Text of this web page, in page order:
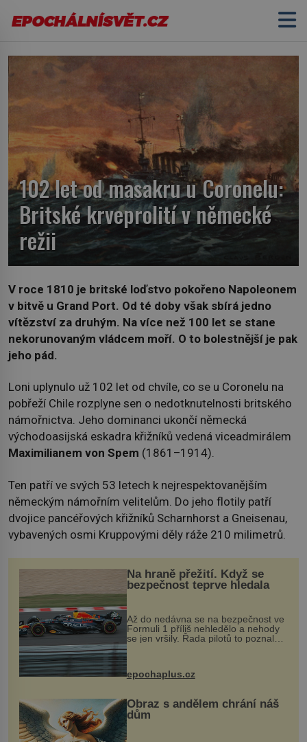
102 let od masakru u Coronelu:
Britské krveprolití v německé
režii
V roce 1810 je britské loďstvo pokořeno Napoleonem
v bitvě u Grand Port. Od té doby však sbírá jedno
vítězství za druhým. Na více než 100 let se stane
nekorunovaným vládcem moří. O to bolestnější je pak
jeho pád.
Loni uplynulo už 102 let od chvíle, co se u Coronelu na
pobřeží Chile rozplyne sen o nedotknutelnosti britského
námořnictva. Jeho dominanci ukončí německá
východoasijská eskadra křižníků vedená viceadmirálem
Maximilianem von Spem (1861–1914).
Ten patří ve svých 53 letech k nejrespektovanějším
německým námořním velitelům. Do jeho flotily patří
dvojice pancéřových křižníků Scharnhorst a Gneisenau,
vybavených osmi Kruppovými děly ráže 210 milimetrů.
Na hraně přežití. Když se
bezpečnost teprve hledala
Až do nedávna se na bezpečnost ve
Formuli 1 příliš nehledělo a nehody
se jen vršily. Řada pilotů to poznala
na vlastní kůži, často s trvalými
následky nebo bohužel i ztrátou
života. Dnes nepochopiteln...
epochaplus.cz
Obraz s andělem chrání náš
dům